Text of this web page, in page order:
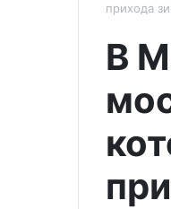
прихода
В